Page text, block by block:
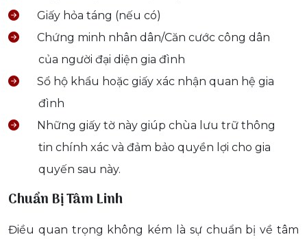
Giấy hỏa táng (nếu có)
Chứng minh nhân dân/Căn cước công dân
của người đại diện gia đình
Sổ hộ khẩu hoặc giấy xác nhận quan hệ gia
đình
Những giấy tờ này giúp chùa lưu trữ thông
tin chính xác và đảm bảo quyền lợi cho gia
quyến sau này.
Chuẩn Bị Tâm Linh
Điều quan trọng không kém là sự chuẩn bị về tâm